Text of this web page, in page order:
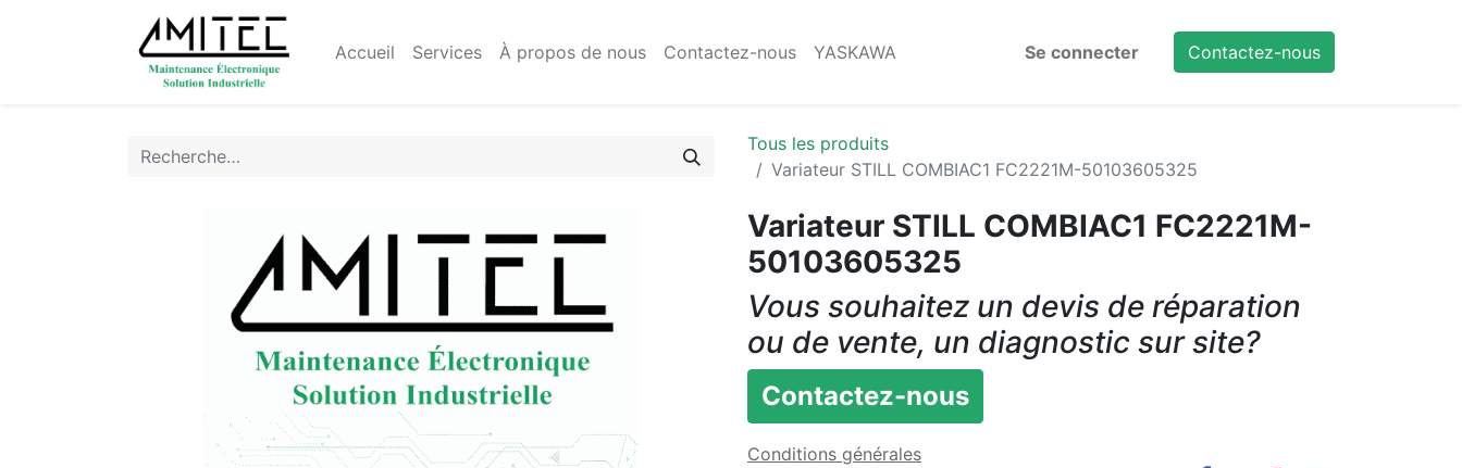
Accueil Services À propos de nous Contactez-nous YASKAWA Se connecter Contactez-nous
Tous les produits
Variateur STILL COMBIAC1 FC2221M-50103605325
Variateur STILL COMBIAC1 FC2221M-
50103605325
Vous souhaitez un devis de réparation
ou de vente, un diagnostic sur site?
Contactez-nous
Conditions générales